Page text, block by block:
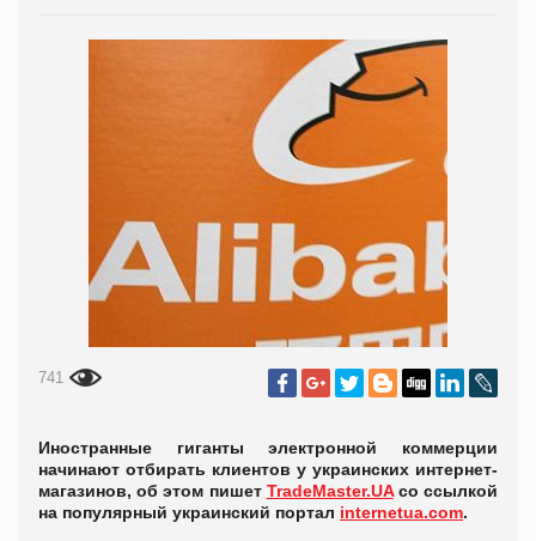
741
Иностранные гиганты электронной коммерции
начинают отбирать клиентов у украинских интернет-
магазинов, об этом пишет TradeMaster.UAсо ссылкой
на популярный украинский портал internetua.com.